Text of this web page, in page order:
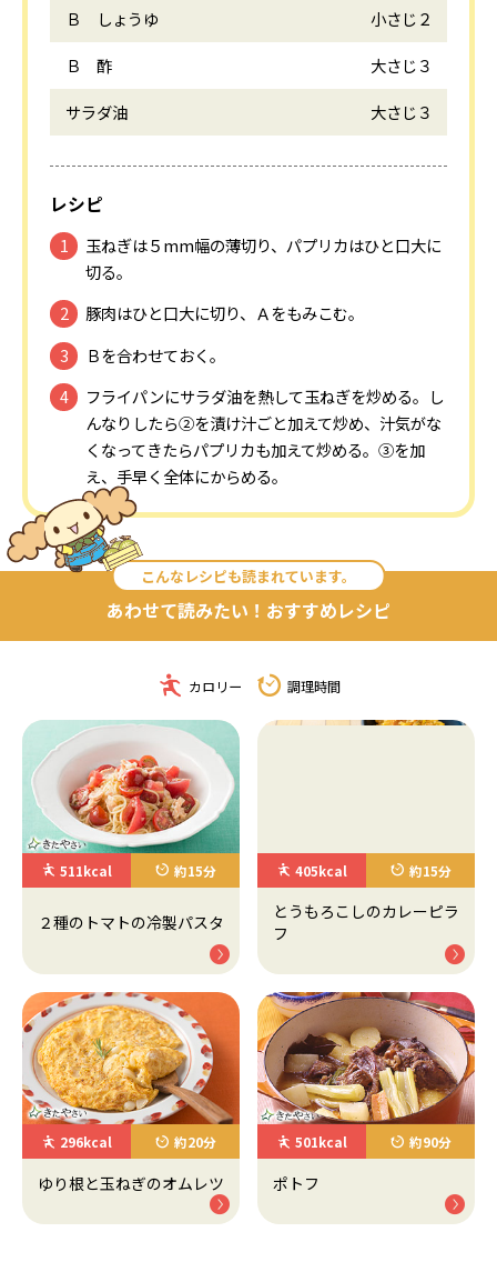
Ｂ しょうゆ
小さじ２
Ｂ 酢
大さじ３
サラダ油
大さじ３
レシピ
玉ねぎは５mm幅の薄切り、パプリカはひと口大に
切る。
豚肉はひと口大に切り、Ａをもみこむ。
Ｂを合わせておく。
フライパンにサラダ油を熱して玉ねぎを炒める。し
んなりしたら②を漬け汁ごと加えて炒め、汁気がな
くなってきたらパプリカも加えて炒める。③を加
え、手早く全体にからめる。
こんなレシピも読まれています。
あわせて読みたい！おすすめレシピ
カロリー 調理時間
511kcal 約15分
２種のトマトの冷製パスタ
405kcal 約15分
とうもろこしのカレーピラ
フ
296kcal 約20分
ゆり根と玉ねぎのオムレツ
501kcal 約90分
ポトフ